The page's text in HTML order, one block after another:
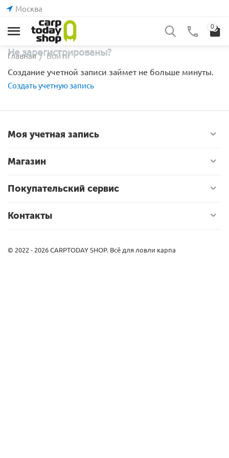
Москва
0
Главная / Войти
Не зарегистрированы?
Создание учетной записи займет не больше минуты.
Создать учетную запись
Моя учетная запись
Магазин
Покупательский сервис
Контакты
© 2022 - 2026 CARPTODAY SHOP. Всё для ловли карпа